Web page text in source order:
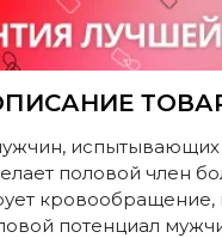
половой член
потенциал